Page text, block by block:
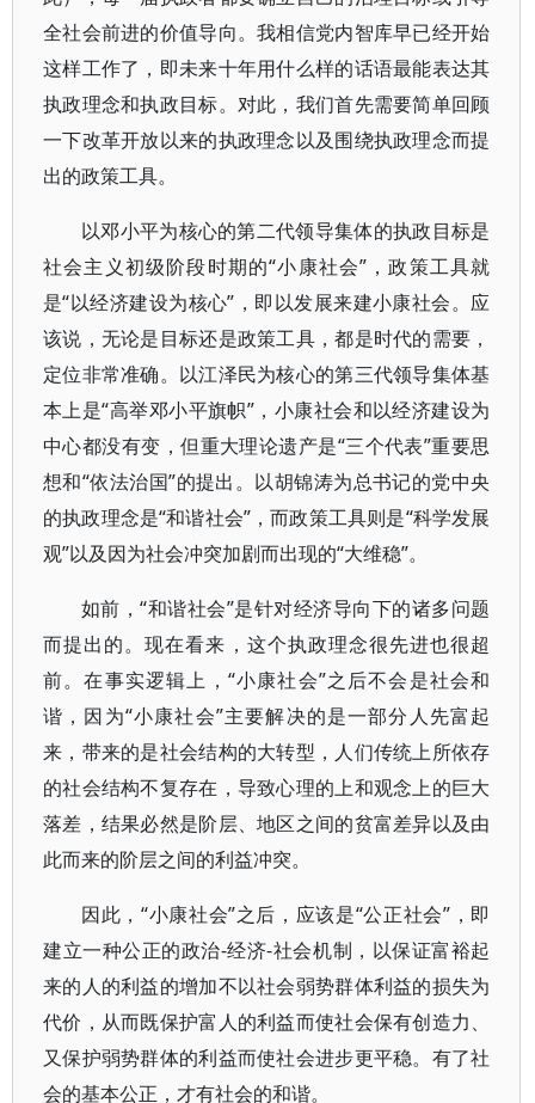
全社会前进的价值导向。我相信党内智库早已经开始
这样工作了，即未来十年用什么样的话语最能表达其
执政理念和执政目标。对此，我们首先需要简单回顾
一下改革开放以来的执政理念以及围绕执政理念而提
出的政策工具。
以邓小平为核心的第二代领导集体的执政目标是
社会主义初级阶段时期的“小康社会”，政策工具就
是“以经济建设为核心”，即以发展来建小康社会。应
该说，无论是目标还是政策工具，都是时代的需要，
定位非常准确。以江泽民为核心的第三代领导集体基
本上是“高举邓小平旗帜”，小康社会和以经济建设为
中心都没有变，但重大理论遗产是“三个代表”重要思
想和“依法治国”的提出。以胡锦涛为总书记的党中央
的执政理念是“和谐社会”，而政策工具则是“科学发展
观”以及因为社会冲突加剧而出现的“大维稳”。
如前，“和谐社会”是针对经济导向下的诸多问题
而提出的。现在看来，这个执政理念很先进也很超
前。在事实逻辑上，“小康社会”之后不会是社会和
谐，因为“小康社会”主要解决的是一部分人先富起
来，带来的是社会结构的大转型，人们传统上所依存
的社会结构不复存在，导致心理的上和观念上的巨大
落差，结果必然是阶层、地区之间的贫富差异以及由
此而来的阶层之间的利益冲突。
因此，“小康社会”之后，应该是“公正社会”，即
建立一种公正的政治-经济-社会机制，以保证富裕起
来的人的利益的增加不以社会弱势群体利益的损失为
代价，从而既保护富人的利益而使社会保有创造力、
又保护弱势群体的利益而使社会进步更平稳。有了社
会的基本公正，才有社会的和谐。